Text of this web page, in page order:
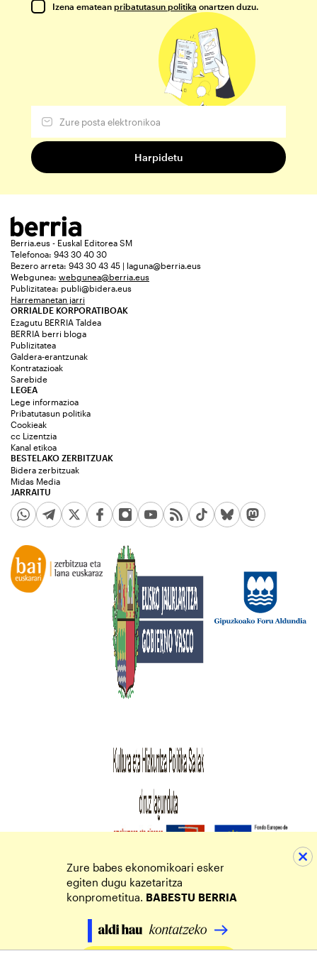
Izena ematean pribatutasun politika onartzen duzu.
Berria.eus - Euskal Editorea SM
Telefonoa: 943 30 40 30
Bezero arreta: 943 30 43 45 | laguna@berria.eus
Webgunea: webgunea@berria.eus
Publizitatea: publi@bidera.eus
Harremanetan jarri
ORRIALDE KORPORATIBOAK
Ezagutu BERRIA Taldea
BERRIA berri bloga
Publizitatea
Galdera-erantzunak
Kontratazioak
Sarebide
JARRAITU
LEGEA
Lege informazioa
Pribatutasun politika
Cookieak
cc Lizentzia
Kanal etikoa
BESTELAKO ZERBITZUAK
Bidera zerbitzuak
Midas Media
Zure babes ekonomikoari esker
egiten dugu kazetaritza
konprometitua. BABESTU BERRIA